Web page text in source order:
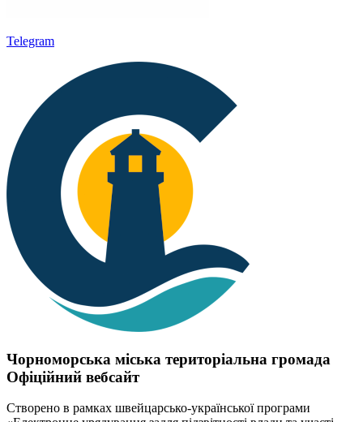
Telegram
Чорноморська міська територіальна громада
Офіційний вебсайт
Створено в рамках швейцарсько-української програми